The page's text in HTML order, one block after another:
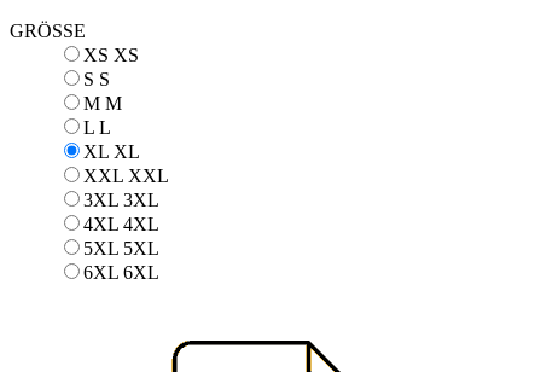
GRÖSSE
XS XS
S S
M M
L L
XL XL
XXL XXL
3XL 3XL
4XL 4XL
5XL 5XL
6XL 6XL